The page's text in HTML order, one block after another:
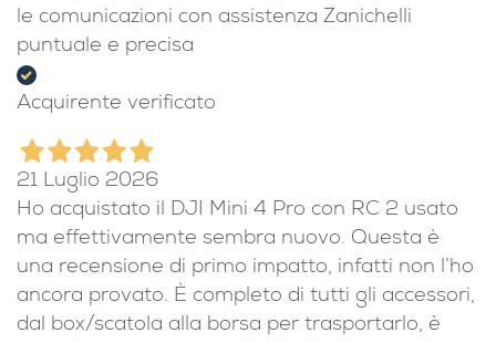
le comunicazioni con assistenza Zanichelli
puntuale e precisa
Acquirente verificato
21 Luglio 2026
Ho acquistato il DJI Mini 4 Pro con RC 2 usato
ma effettivamente sembra nuovo. Questa è
una recensione di primo impatto, infatti non l’ho
ancora provato. È completo di tutti gli accessori,
dal box/scatola alla borsa per trasportarlo, è